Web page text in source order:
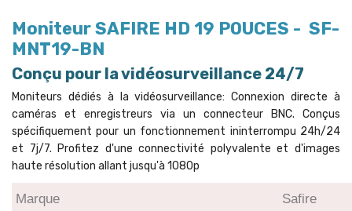
Moniteur SAFIRE HD 19 POUCES - SF-
MNT19-BN
Conçu pour la vidéosurveillance 24/7
Moniteurs dédiés à la vidéosurveillance: Connexion directe à
caméras et enregistreurs via un connecteur BNC. Conçus
spécifiquement pour un fonctionnement ininterrompu 24h/24
et 7j/7. Profitez d'une connectivité polyvalente et d'images
haute résolution allant jusqu'à 1080p
Marque Safire